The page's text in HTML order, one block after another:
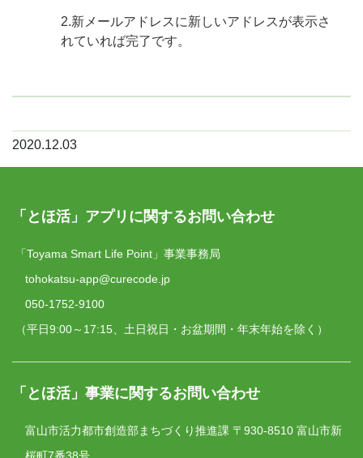
2.新メールアドレスに新しいアドレスが表示さ
れていれば完了です。
2020.12.03
「とほ活」アプリに関するお問い合わせ
「Toyama Smart Life Point」事業事務局
tohokatsu-app@curecode.jp
050-1752-9100
（平日9:00～17:15、土日祝日・お盆期間・年末年始を除く）
「とほ活」事業に関するお問い合わせ
富山市活力都市創造部まちづくり推進課 〒930-8510 富山市新